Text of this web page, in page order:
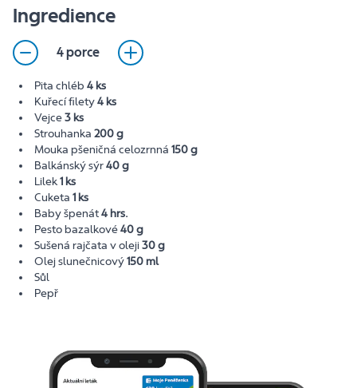
Ingredience
4 porce
Pita chléb 4 ks
Kuřecí filety4 ks
Vejce3 ks
Strouhanka 200 g
Mouka pšeničná celozrnná 150 g
Balkánský sýr40 g
Lilek1 ks
Cuketa 1 ks
Baby špenát4 hrs.
Pesto bazalkové40 g
Sušená rajčata v oleji 30 g
Olej slunečnicový150 ml
Sůl
Pepř